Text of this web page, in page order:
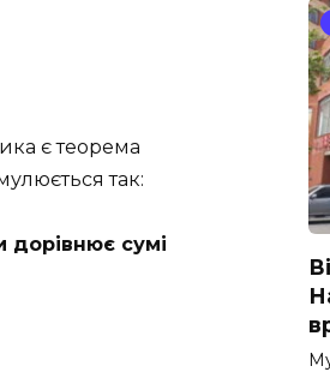
є теорема
так:
дорівнює сумі